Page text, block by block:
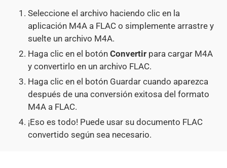
Seleccione el archivo haciendo clic en la
aplicación M4A a FLAC o simplemente arrastre y
suelte un archivo M4A.
Haga clic en el botón Convertir para cargar M4A
y convertirlo en un archivo FLAC.
Haga clic en el botón Guardar cuando aparezca
después de una conversión exitosa del formato
M4A a FLAC.
¡Eso es todo! Puede usar su documento FLAC
convertido según sea necesario.